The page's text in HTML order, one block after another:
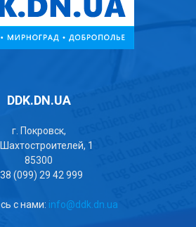
DDK.DN.UA
г. Покровск,
1
85300
(099) 29 42 999
с нами: info@ddk.dn.ua